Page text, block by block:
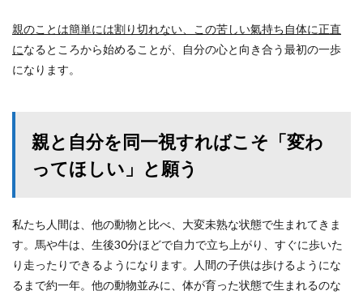
親のことは簡単には割り切れない、この苦しい氣持ち自体に正直
になるところから始めることが、自分の心と向き合う最初の一歩
になります。
親と自分を同一視すればこそ「変わ
ってほしい」と願う
私たち人間は、他の動物と比べ、大変未熟な状態で生まれてきま
す。馬や牛は、生後30分ほどで自力で立ち上がり、すぐに歩いた
り走ったりできるようになります。人間の子供は歩けるようにな
るまで約一年。他の動物並みに、体が育った状態で生まれるのな